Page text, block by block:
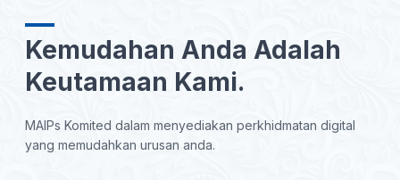
Kemudahan Anda Adalah
Keutamaan Kami.
MAIPs Komited dalam menyediakan perkhidmatan digital
yang memudahkan urusan anda.